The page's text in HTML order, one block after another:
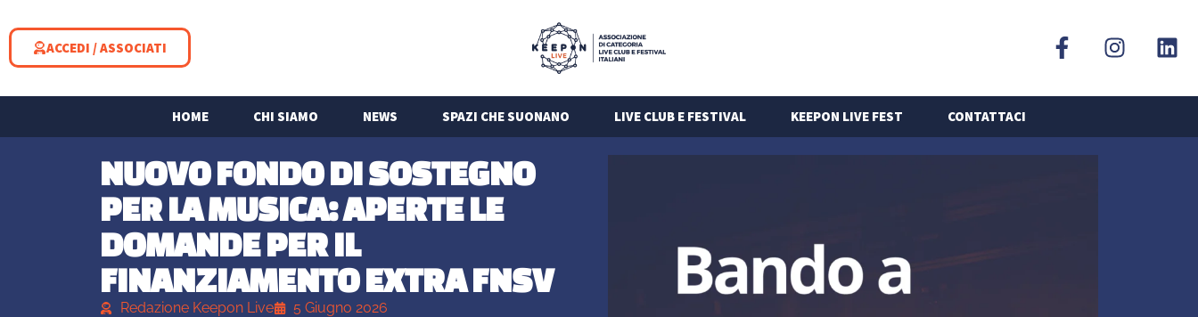
ACCEDI / ASSOCIATI
HOME CHI SIAMO NEWS SPAZI CHE SUONANO LIVE CLUB E FESTIVAL KEEPON LIVE FEST CONTATTACI
NUOVO FONDO DI SOSTEGNO
PER LA MUSICA: APERTE LE
DOMANDE PER IL
FINANZIAMENTO EXTRA FNSV
Redazione Keepon Live 5 Giugno 2026